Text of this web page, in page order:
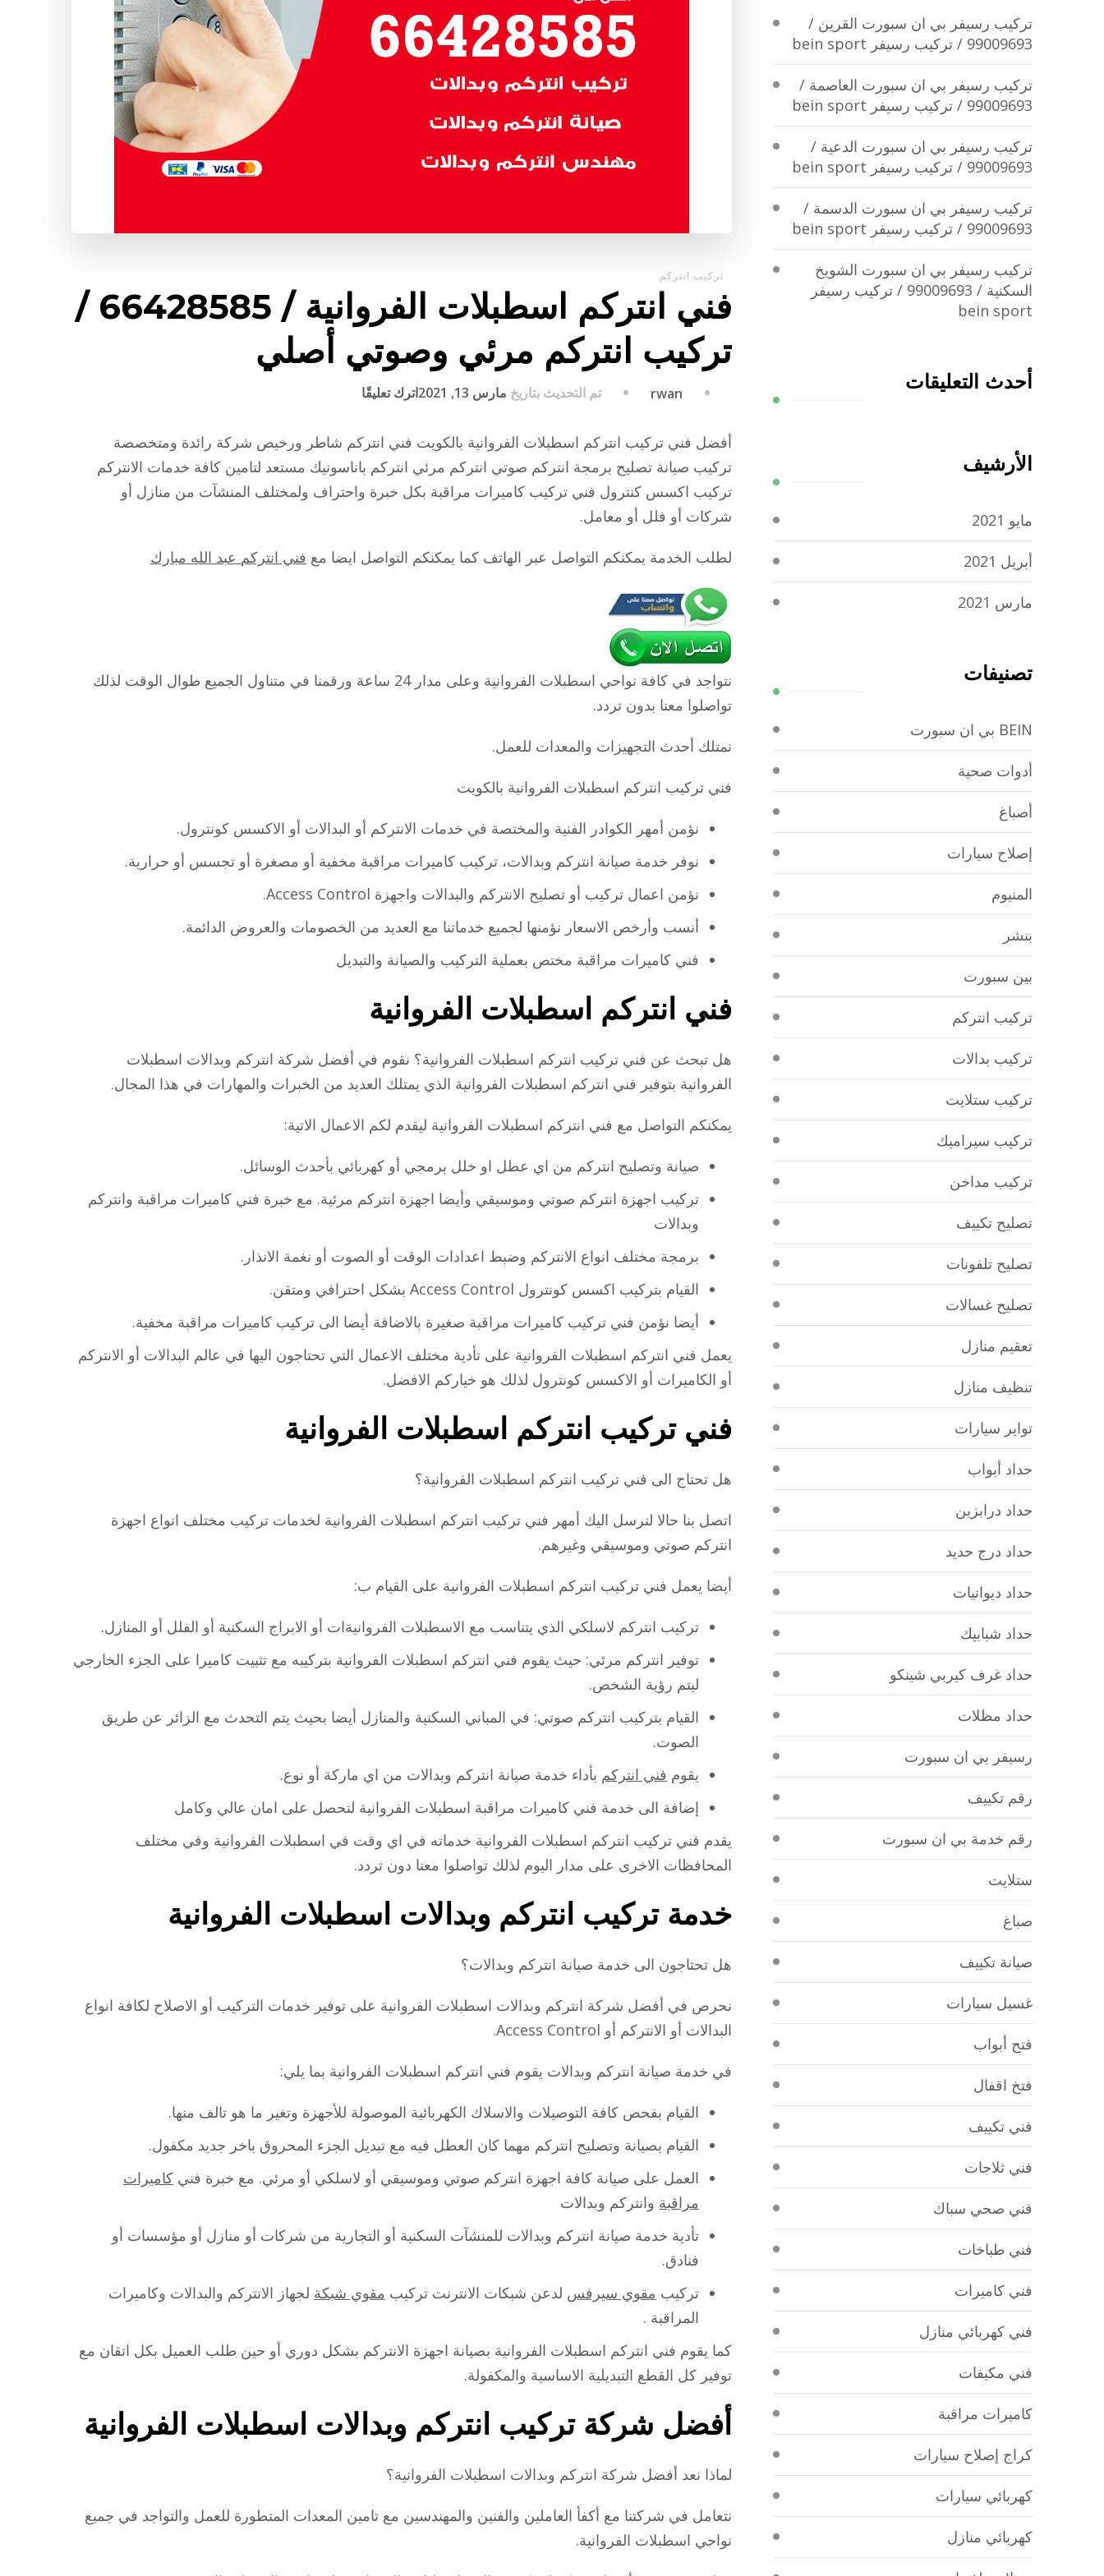
تركيب انتركم
فني انتركم اسطبلات الفروانية / 66428585 /
تركيب انتركم مرئي وصوتي أصلي
rwan تم التحديث بتاريخ مارس 13, 2021 اترك تعليقًا
انتركم
اسطبلات
الفروانية
/
تركيب
أفضل فني تركيب انتركم اسطبلات الفروانية بالكويت فني انتركم شاطر ورخيص شركة رائدة ومتخصصة
تركيب صيانة تصليح برمجة انتركم صوتي انتركم مرئي انتركم باناسونيك مستعد لتامين كافة خدمات الانتركم
تركيب اكسس كنترول فني تركيب كاميرات مراقبة بكل خبرة واحتراف ولمختلف المنشآت من منازل أو
شركات أو فلل أو معامل.
لطلب الخدمة يمكنكم التواصل عبر الهاتف كما يمكنكم التواصل ايضا مع فني انتركم عبد الله مبارك
نتواجد في كافة نواحي اسطبلات الفروانية وعلى مدار 24 ساعة ورقمنا في متناول الجميع طوال الوقت لذلك
تواصلوا معنا بدون تردد.
نمتلك أحدث التجهيزات والمعدات للعمل.
فني تركيب انتركم اسطبلات الفروانية بالكويت
نؤمن أمهر الكوادر الفنية والمختصة في خدمات الانتركم أو البدالات أو الاكسس كونترول.
نوفر خدمة صيانة انتركم وبدالات، تركيب كاميرات مراقبة مخفية أو مصغرة أو تجسس أو حرارية.
نؤمن اعمال تركيب أو تصليح الانتركم والبدالات واجهزة Access Control.
أنسب وأرخص الاسعار نؤمنها لجميع خدماتنا مع العديد من الخصومات والعروض الدائمة.
فني كاميرات مراقبة مختص بعملية التركيب والصيانة والتبديل
فني انتركم اسطبلات الفروانية
هل تبحث عن فني تركيب انتركم اسطبلات الفروانية؟ نقوم في أفضل شركة انتركم وبدالات اسطبلات
الفروانية بتوفير فني انتركم اسطبلات الفروانية الذي يمتلك العديد من الخبرات والمهارات في هذا المجال.
يمكنكم التواصل مع فني انتركم اسطبلات الفروانية ليقدم لكم الاعمال الاتية:
صيانة وتصليح انتركم من اي عطل او خلل برمجي أو كهربائي بأحدث الوسائل.
تركيب اجهزة انتركم صوتي وموسيقي وأيضا اجهزة انتركم مرئية. مع خبرة فني كاميرات مراقبة وانتركم
وبدالات
برمجة مختلف انواع الانتركم وضبط اعدادات الوقت أو الصوت أو نغمة الانذار.
القيام بتركيب اكسس كونترول Access Control بشكل احترافي ومتقن.
أيضا نؤمن فني تركيب كاميرات مراقبة صغيرة بالاضافة أيضا الى تركيب كاميرات مراقبة مخفية.
يعمل فني انتركم اسطبلات الفروانية على تأدية مختلف الاعمال التي تحتاجون اليها في عالم البدالات أو الانتركم
أو الكاميرات أو الاكسس كونترول لذلك هو خياركم الافضل.
فني تركيب انتركم اسطبلات الفروانية
هل تحتاج الى فني تركيب انتركم اسطبلات الفروانية؟
اتصل بنا حالا لنرسل اليك أمهر فني تركيب انتركم اسطبلات الفروانية لخدمات تركيب مختلف انواع اجهزة
انتركم صوتي وموسيقي وغيرهم.
أيضا يعمل فني تركيب انتركم اسطبلات الفروانية على القيام ب:
تركيب انتركم لاسلكي الذي يتناسب مع الاسطبلات الفروانيةات أو الابراج السكنية أو الفلل أو المنازل.
توفير انتركم مرئي: حيث يقوم فني انتركم اسطبلات الفروانية بتركيبه مع تثبيت كاميرا على الجزء الخارجي
ليتم رؤية الشخص.
القيام بتركيب انتركم صوتي: في المباني السكنية والمنازل أيضا بحيث يتم التحدث مع الزائر عن طريق
الصوت.
يقوم فني انتركم بأداء خدمة صيانة انتركم وبدالات من اي ماركة أو نوع.
إضافة الى خدمة فني كاميرات مراقبة اسطبلات الفروانية لتحصل على امان عالي وكامل
يقدم فني تركيب انتركم اسطبلات الفروانية خدماته في اي وقت في اسطبلات الفروانية وفي مختلف
المحافظات الاخرى على مدار اليوم لذلك تواصلوا معنا دون تردد.
خدمة تركيب انتركم وبدالات اسطبلات الفروانية
هل تحتاجون الى خدمة صيانة انتركم وبدالات؟
نحرص في أفضل شركة انتركم وبدالات اسطبلات الفروانية على توفير خدمات التركيب أو الاصلاح لكافة انواع
البدالات أو الانتركم أو Access Control.
في خدمة صيانة انتركم وبدالات يقوم فني انتركم اسطبلات الفروانية بما يلي:
القيام بفحص كافة التوصيلات والاسلاك الكهربائية الموصولة للأجهزة وتغير ما هو تالف منها.
القيام بصيانة وتصليح انتركم مهما كان العطل فيه مع تبديل الجزء المحروق باخر جديد مكفول.
العمل على صيانة كافة اجهزة انتركم صوتي وموسيقي أو لاسلكي أو مرئي. مع خبرة فني كاميرات
مراقبة وانتركم وبدالات
تأدية خدمة صيانة انتركم وبدالات للمنشآت السكنية أو التجارية من شركات أو منازل أو مؤسسات أو
فنادق.
تركيب مقوي سيرفس لدعن شبكات الانترنت تركيب مقوي شبكة لجهاز الانتركم والبدالات وكاميرات
المراقبة .
كما يقوم فني انتركم اسطبلات الفروانية بصيانة اجهزة الانتركم بشكل دوري أو حين طلب العميل بكل اتقان مع
توفير كل القطع التبديلية الاساسية والمكفولة.
أفضل شركة تركيب انتركم وبدالات اسطبلات الفروانية
لماذا نعد أفضل شركة انتركم وبدالات اسطبلات الفروانية؟
نتعامل في شركتنا مع أكفأ العاملين والفنين والمهندسين مع تامين المعدات المتطورة للعمل والتواجد في جميع
نواحي اسطبلات الفروانية.
تركيب رسيفر بي ان سبورت القرين /
99009693 / تركيب رسيفر bein sport
تركيب رسيفر بي ان سبورت العاصمة /
99009693 / تركيب رسيفر bein sport
تركيب رسيفر بي ان سبورت الدعية /
99009693 / تركيب رسيفر bein sport
تركيب رسيفر بي ان سبورت الدسمة /
99009693 / تركيب رسيفر bein sport
تركيب رسيفر بي ان سبورت الشويخ
السكنية / 99009693 / تركيب رسيفر
bein sport
أحدث التعليقات
الأرشيف
مايو 2021
أبريل 2021
مارس 2021
تصنيفات
BEIN بي ان سبورت
أدوات صحية
أصباغ
إصلاح سيارات
المنيوم
بنشر
بين سبورت
تركيب انتركم
تركيب بدالات
تركيب ستلايت
تركيب سيراميك
تركيب مداخن
تصليح تكييف
تصليح تلفونات
تصليح غسالات
تعقيم منازل
تنظيف منازل
تواير سيارات
حداد أبواب
حداد درابزين
حداد درج حديد
حداد ديوانيات
حداد شبابيك
حداد غرف كيربي شينكو
حداد مظلات
رسيفر بي ان سبورت
رقم تكييف
رقم خدمة بي ان سبورت
ستلايت
صباغ
صيانة تكييف
غسيل سيارات
فتح أبواب
فتخ اقفال
فني تكييف
فني ثلاجات
فني صحي سباك
فني طباخات
فني كاميرات
فني كهربائي منازل
فني مكيفات
كاميرات مراقبة
كراج إصلاح سيارات
كهربائي سيارات
كهربائي منازل